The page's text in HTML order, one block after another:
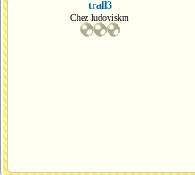
trall3
Chez ludoviskm